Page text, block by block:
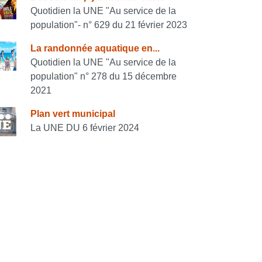
Quotidien la UNE "Au service de la
population"- n° 629 du 21 février 2023
La randonnée aquatique en...
Quotidien la UNE "Au service de la
population" n° 278 du 15 décembre
2021
Plan vert municipal
La UNE DU 6 février 2024